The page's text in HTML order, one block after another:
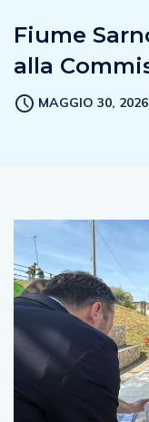
Fiume
alla
MAGGIO 30, 2026